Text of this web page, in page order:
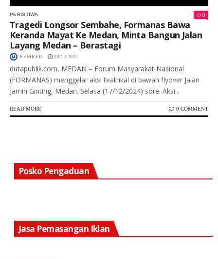
PERISTIWA 0
Tragedi Longsor Sembahe, Formanas Bawa
Keranda Mayat Ke Medan, Minta Bangun Jalan
Layang Medan – Berastagi
PEMRED 18/12/2024
dutapublik.com, MEDAN – Forum Masyarakat Nasional
(FORMANAS) menggelar aksi teatrikal di bawah flyover Jalan
Jamin Ginting, Medan. Selasa (17/12/2024) sore. Aksi...
READ MORE 0 COMMENT
Posko Pengaduan
Jasa Pemasangan Iklan